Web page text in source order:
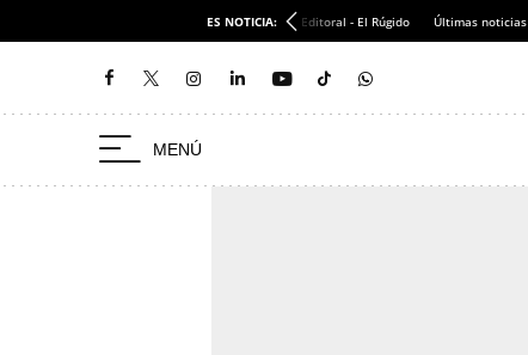
ES NOTICIA: Editoral - El Rúgido Últimas noticias